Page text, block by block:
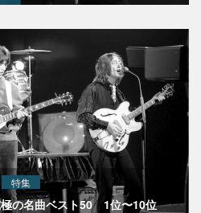
特集
の名曲ベスト50 1位〜10位